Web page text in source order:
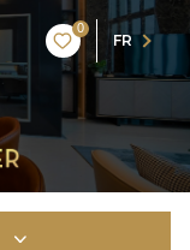
0
FR